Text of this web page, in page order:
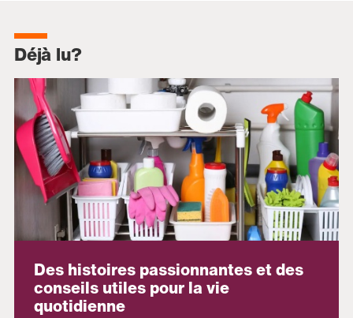
Déjà lu?
Des histoires passionnantes et des
conseils utiles pour la vie
quotidienne